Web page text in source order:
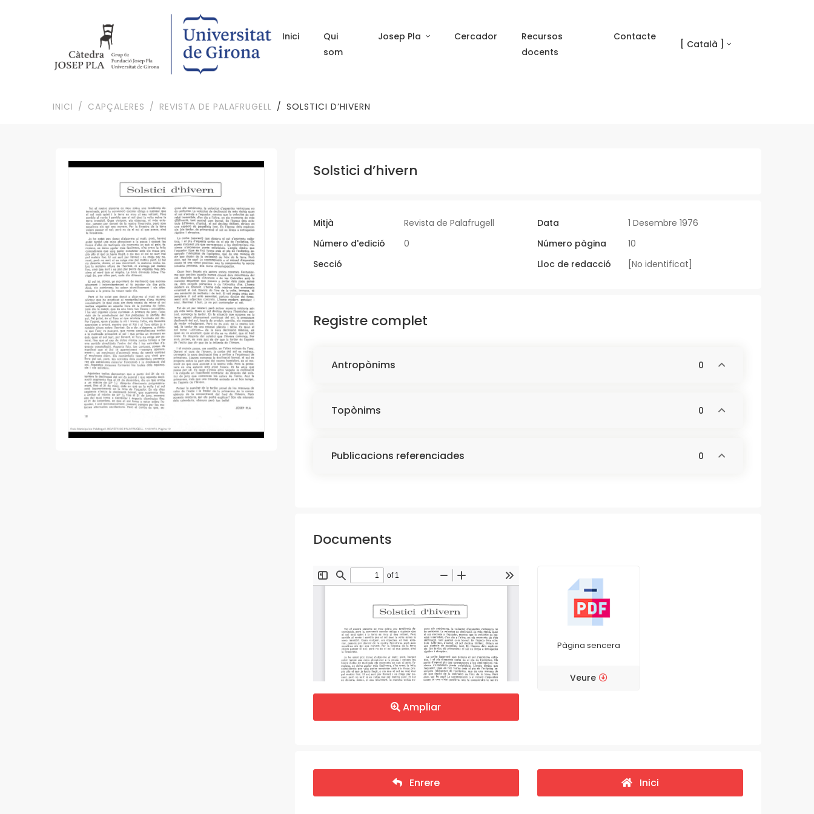
Inici
Qui
som
Josep Pla Cercador
Recursos
docents
Contacte
[ Català ]
INICI CAPÇALERES REVISTA DE PALAFRUGELL SOLSTICI D’HIVERN
Solstici d’hivern
Mitjà Revista de Palafrugell Data
1 Desembre 1976
Número d'edició
0 Número pàgina
10
Secció
Lloc de redacció [No identificat]
Registre complet
Antropònims 0
Topònims 0
Publicacions referenciades 0
Documents
Ampliar
Pàgina sencera
Veure
Enrere Inici